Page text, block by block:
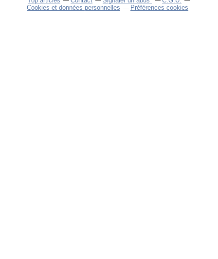
Cookies et données personnelles
Préférences cookies